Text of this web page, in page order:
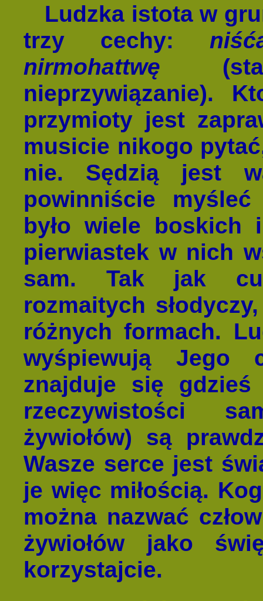
Ludzka istota w
trzy cechy:
nirmohattwę
nieprzywiązanie).
przymioty jest
musicie nikogo
nie. Sędzią jest
powinniście
było wiele boskich
pierwiastek w nich
sam. Tak jak
rozmaitych
różnych formach.
wyśpiewują Jego
znajduje się
rzeczywistości
żywiołów) są
Wasze serce jest
je więc miłością.
można nazwać
żywiołów jako
korzystajcie.